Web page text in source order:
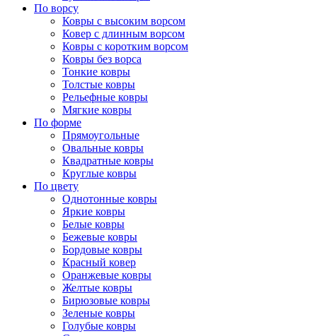
По ворсу
Ковры с высоким ворсом
Ковер с длинным ворсом
Ковры с коротким ворсом
Ковры без ворса
Тонкие ковры
Толстые ковры
Рельефные ковры
Мягкие ковры
По форме
Прямоугольные
Овальные ковры
Квадратные ковры
Круглые ковры
По цвету
Однотонные ковры
Яркие ковры
Белые ковры
Бежевые ковры
Бордовые ковры
Красный ковер
Оранжевые ковры
Желтые ковры
Бирюзовые ковры
Зеленые ковры
Голубые ковры